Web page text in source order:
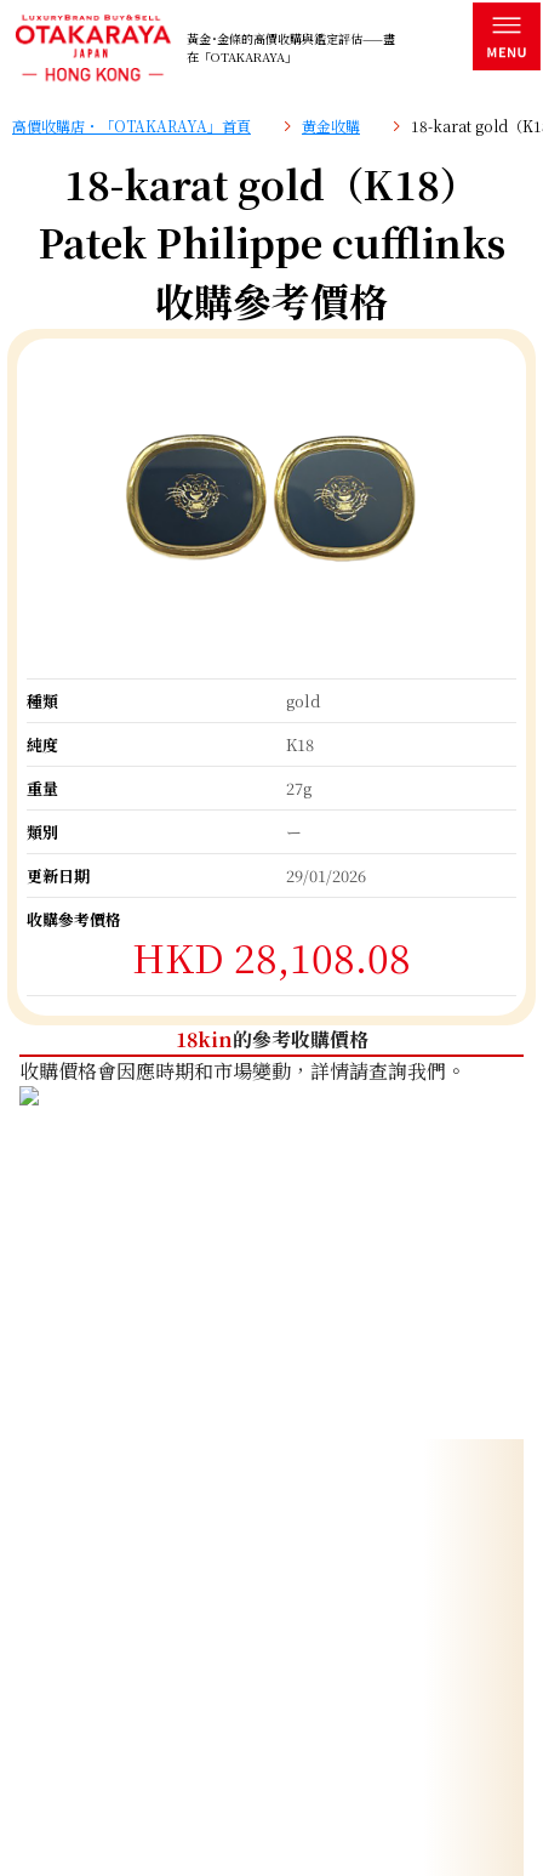
黃金･金條的高價收購與鑑定評估——盡
在「OTAKARAYA」
高價收購店・「OTAKARAYA」首頁 黄金收購 18-karat gold（
18-karat gold（K18）
Patek Philippe cufflinks
收購參考價格
種類
gold
純度
K18
重量
27g
類別
ー
更新日期
29/01/2026
收購參考價格
HKD 28,108.08
18kin的參考收購價格
收購價格會因應時期和市場變動，詳情請查詢我們。